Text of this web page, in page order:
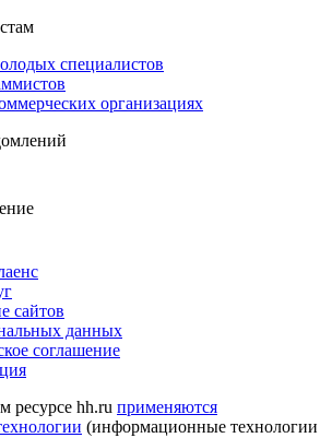
специалистов
организациях
сайтов
данных
соглашение
ресурсе hh.ru применяются
(информационные технологии